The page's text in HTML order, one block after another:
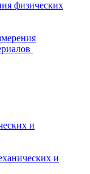
физических
и
и